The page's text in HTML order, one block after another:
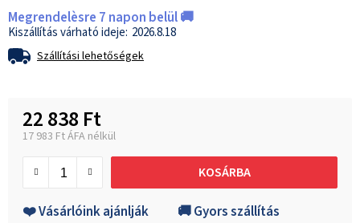
Megrendelèsre 7 napon belül 🚚
2026.8.18
Szállítási lehetőségek
22 838 Ft
17 983 Ft ÁFA nélkül
KOSÁRBA
❤️ Vásárlóink ajánlják
🚚 Gyors szállítás